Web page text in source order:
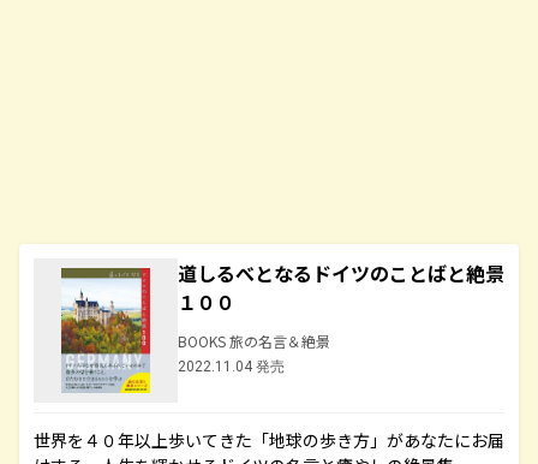
道しるべとなるドイツのことばと絶景
１００
BOOKS 旅の名言＆絶景
2022.11.04 発売
世界を４０年以上歩いてきた「地球の歩き方」があなたにお届